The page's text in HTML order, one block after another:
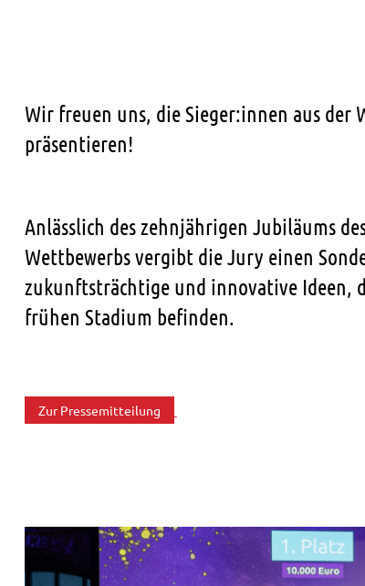
Wir freuen uns, die Sieger:innen aus der
präsentieren!
Anlässlich des zehnjährigen Jubiläums
Wettbewerbs vergibt die Jury einen
zukunftsträchtige und innovative Ideen,
frühen Stadium befinden.
Zur Pressemitteilung